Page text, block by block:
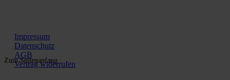
Zum Seitenanfang
Impressum
Datenschutz
AGB
Vertrag widerrufen